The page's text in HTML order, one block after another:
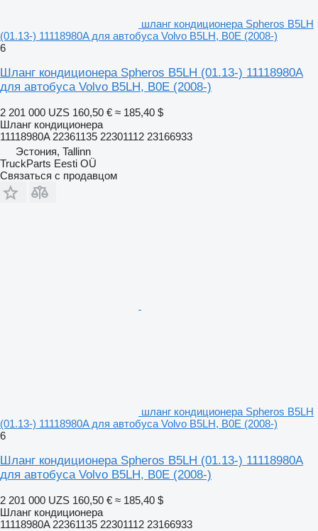
шланг кондиционера Spheros B5LH
(01.13-) 11118980A для автобуса Volvo B5LH, B0E (2008-)
6
Шланг кондиционера Spheros B5LH (01.13-) 11118980A
для автобуса Volvo B5LH, B0E (2008-)
2 201 000 UZS 160,50 € ≈ 185,40 $
Шланг кондиционера
11118980A 22361135 22301112 23166933
Эстония, Tallinn
TruckParts Eesti OÜ
Связаться с продавцом
шланг кондиционера Spheros B5LH
(01.13-) 11118980A для автобуса Volvo B5LH, B0E (2008-)
6
Шланг кондиционера Spheros B5LH (01.13-) 11118980A
для автобуса Volvo B5LH, B0E (2008-)
2 201 000 UZS 160,50 € ≈ 185,40 $
Шланг кондиционера
11118980A 22361135 22301112 23166933